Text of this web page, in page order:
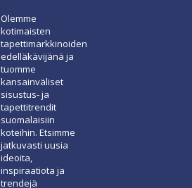
Olemme
kotimaisten
tapettimarkkinoiden
edelläkävijänä ja
tuomme
kansainväliset
sisustus- ja
tapettitrendit
suomalaisiin
koteihin. Etsimme
jatkuvasti uusia
ideoita,
inspiraatiota ja
trendejä